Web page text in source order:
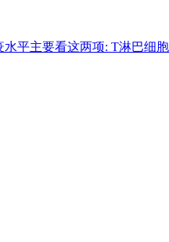
水平主要看这两项: T淋巴细